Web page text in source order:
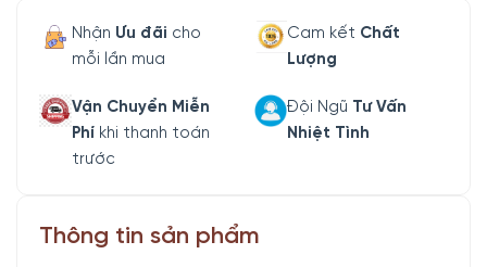
Nhận Ưu đãi cho
mỗi lần mua
Cam kết Chất
Lượng
Vận Chuyển Miễn
Phí khi thanh toán
trước
Đội Ngũ Tư Vấn
Nhiệt Tình
Thông tin sản phẩm